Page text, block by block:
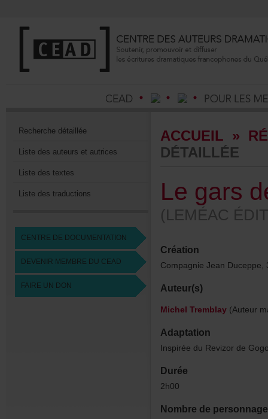
Recherchedétaillée
Listedesauteursetautrices
Listedestextes
Listedestraductions
CENTREDEDOCUMENTATION
DEVENIRMEMBREDUCEAD
FAIREUNDON
ACCUEIL »
DÉTAILLÉE
Création
Auteur(s)
MichelTremblay
Adaptation
Durée
2h00